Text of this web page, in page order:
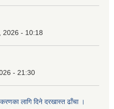
2026 - 10:18
- 21:30
लागि दिने दरखास्त ढाँचा ।